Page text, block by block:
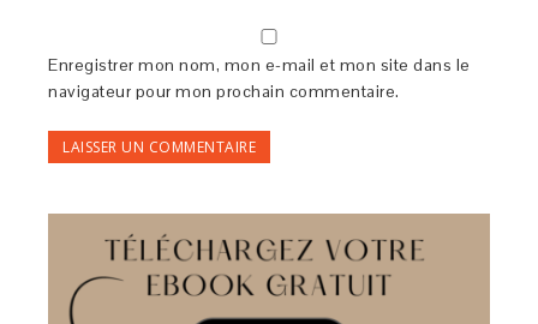
Enregistrer mon nom, mon e-mail et mon site dans le
navigateur pour mon prochain commentaire.